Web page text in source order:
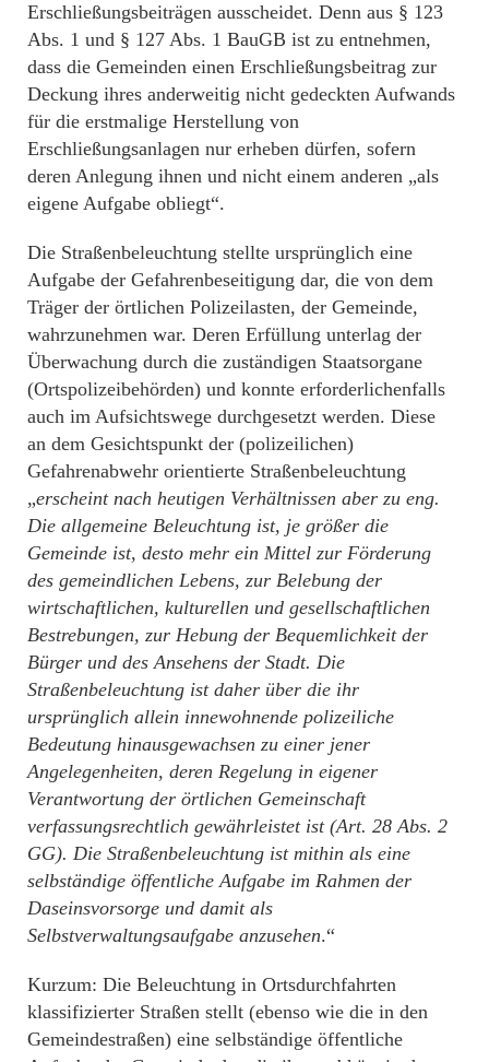
Erschließungsbeiträgen ausscheidet. Denn aus § 123
Abs. 1 und § 127 Abs. 1 BauGB ist zu entnehmen,
dass die Gemeinden einen Erschließungsbeitrag zur
Deckung ihres anderweitig nicht gedeckten Aufwands
für die erstmalige Herstellung von
Erschließungsanlagen nur erheben dürfen, sofern
deren Anlegung ihnen und nicht einem anderen „als
eigene Aufgabe obliegt“.
Die Straßenbeleuchtung stellte ursprünglich eine
Aufgabe der Gefahrenbeseitigung dar, die von dem
Träger der örtlichen Polizeilasten, der Gemeinde,
wahrzunehmen war. Deren Erfüllung unterlag der
Überwachung durch die zuständigen Staatsorgane
(Ortspolizeibehörden) und konnte erforderlichenfalls
auch im Aufsichtswege durchgesetzt werden. Diese
an dem Gesichtspunkt der (polizeilichen)
Gefahrenabwehr orientierte Straßenbeleuchtung
„erscheint nach heutigen Verhältnissen aber zu eng.
Die allgemeine Beleuchtung ist, je größer die
Gemeinde ist, desto mehr ein Mittel zur Förderung
des gemeindlichen Lebens, zur Belebung der
wirtschaftlichen, kulturellen und gesellschaftlichen
Bestrebungen, zur Hebung der Bequemlichkeit der
Bürger und des Ansehens der Stadt. Die
Straßenbeleuchtung ist daher über die ihr
ursprünglich allein innewohnende polizeiliche
Bedeutung hinausgewachsen zu einer jener
Angelegenheiten, deren Regelung in eigener
Verantwortung der örtlichen Gemeinschaft
verfassungsrechtlich gewährleistet ist (Art. 28 Abs. 2
GG). Die Straßenbeleuchtung ist mithin als eine
selbständige öffentliche Aufgabe im Rahmen der
Daseinsvorsorge und damit als
Selbstverwaltungsaufgabe anzusehen.“
Kurzum: Die Beleuchtung in Ortsdurchfahrten
klassifizierter Straßen stellt (ebenso wie die in den
Gemeindestraßen) eine selbständige öffentliche